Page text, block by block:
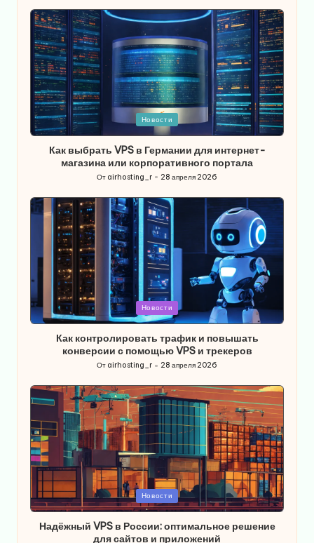
Опубликовано
в
Новости
Как выбрать VPS в Германии для интернет-
магазина или корпоративного портала
Запись
от
От airhosting_r 28 апреля 2026
Опубликовано
в
Новости
Как контролировать трафик и повышать
конверсии с помощью VPS и трекеров
Запись
от
От airhosting_r 28 апреля 2026
Опубликовано
в
Новости
Надёжный VPS в России: оптимальное решение
для сайтов и приложений